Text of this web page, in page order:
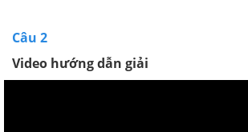
Câu 2
Video hướng dẫn giải